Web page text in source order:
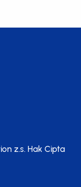
z.s. Hak Cipta